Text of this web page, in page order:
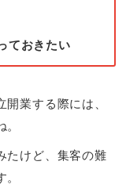
ておきたい
業する際には、
たけど、集客の難